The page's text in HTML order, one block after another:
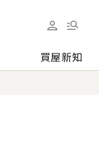
買屋新知